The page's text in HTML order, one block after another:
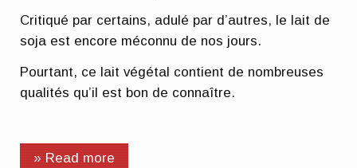
Critiqué par certains, adulé par d’autres, le lait de
soja est encore méconnu de nos jours.
Pourtant, ce lait végétal contient de nombreuses
qualités qu’il est bon de connaître.
» Read more